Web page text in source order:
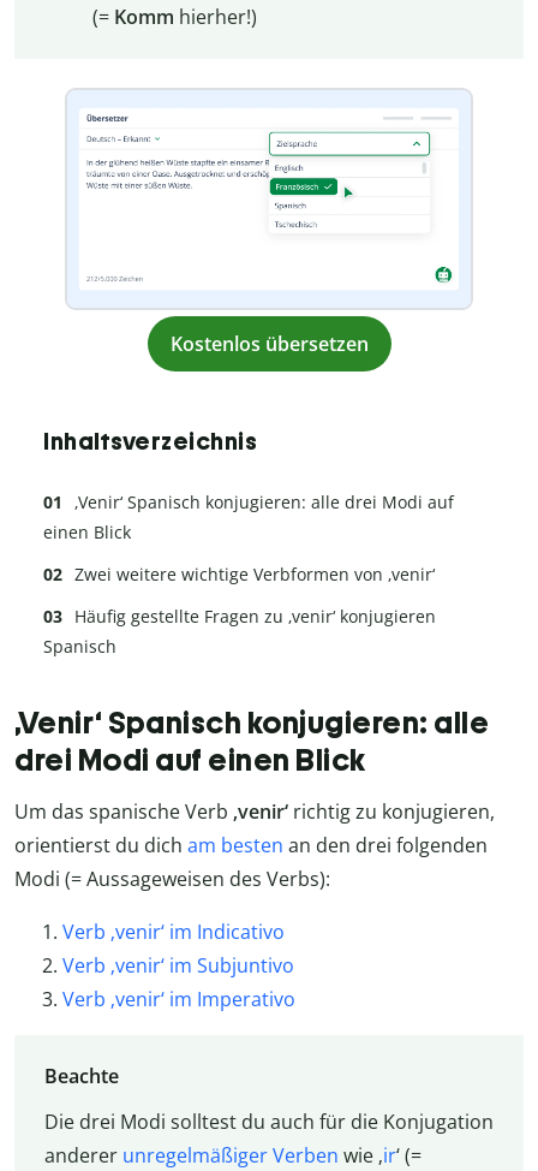
(= Komm hierher!)
Kostenlos übersetzen
Inhaltsverzeichnis
‚Venir‘ Spanisch konjugieren: alle drei Modi auf
einen Blick
Zwei weitere wichtige Verbformen von ‚venir‘
Häufig gestellte Fragen zu ‚venir‘ konjugieren
Spanisch
‚Venir‘ Spanisch konjugieren: alle
drei Modi auf einen Blick
Um das spanische Verb ‚venir‘ richtig zu konjugieren,
orientierst du dich am besten an den drei folgenden
Modi (= Aussageweisen des Verbs):
Verb ‚venir‘ im Indicativo
Verb ‚venir‘ im Subjuntivo
Verb ‚venir‘ im Imperativo
Beachte
Die drei Modi solltest du auch für die Konjugation
anderer unregelmäßiger Verben wie ‚ir‘ (=